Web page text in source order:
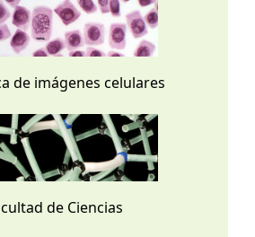
de imágenes celulares
de Ciencias